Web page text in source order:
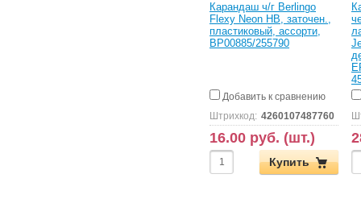
Карандаш ч/г Berlingo
Flexy Neon HB, заточен.,
пластиковый, ассорти,
BP00885/255790
Добавить к сравнению
Штрихкод: 4260107487760
16.00 руб. (шт.)
Купить